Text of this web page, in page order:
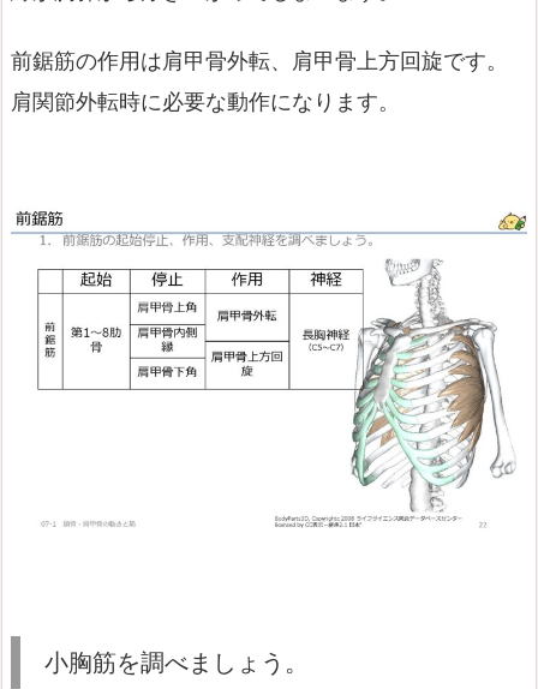
前鋸筋の作用は肩甲骨外転、肩甲骨上方回旋です。
肩関節外転時に必要な動作になります。
小胸筋を調べましょう。